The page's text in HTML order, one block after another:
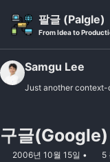
팔글 (Palgle)
From Idea to
Samgu Lee
Just another context-
구글(Google)
2006년 10월 15일 5